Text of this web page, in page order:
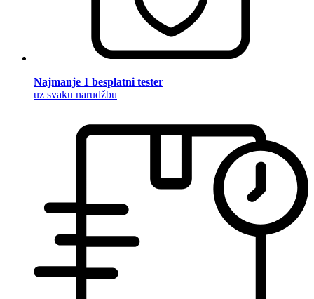
Najmanje 1 besplatni tester
uz svaku narudžbu